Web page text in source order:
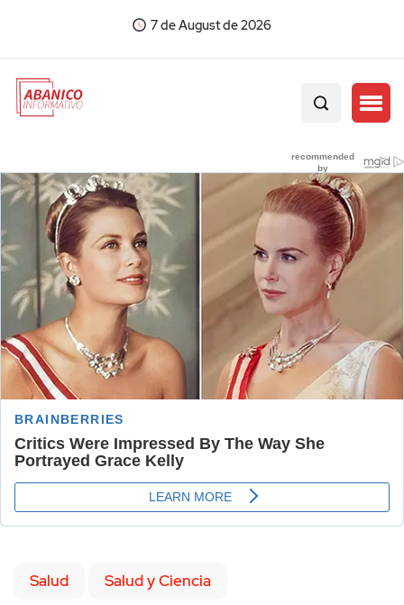
7 de August de 2026
Salud Salud y Ciencia